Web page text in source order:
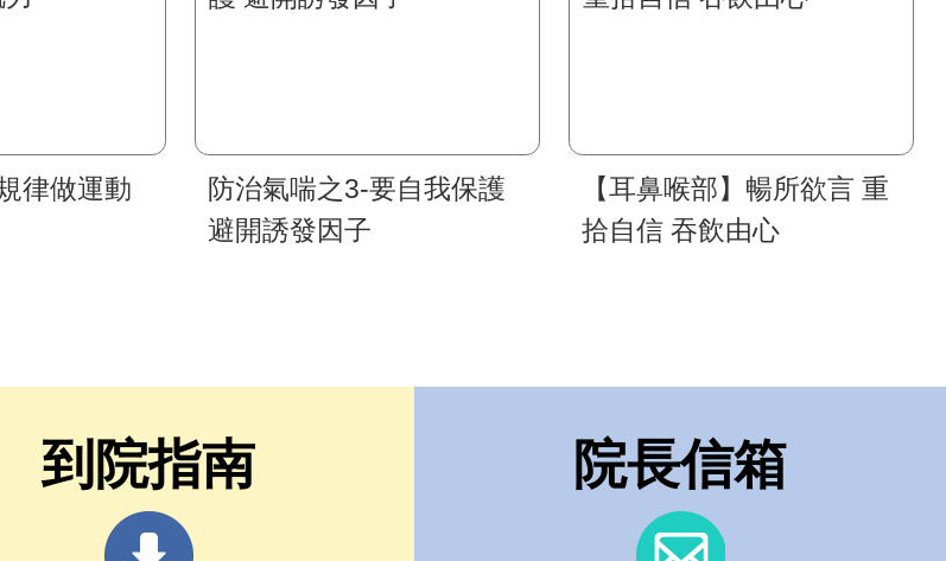
律做運動
防治氣喘之3-要自我保護
避開誘發因子
【耳鼻喉部】暢所欲言 重
拾自信 吞飲由心
到院指南 院長信箱